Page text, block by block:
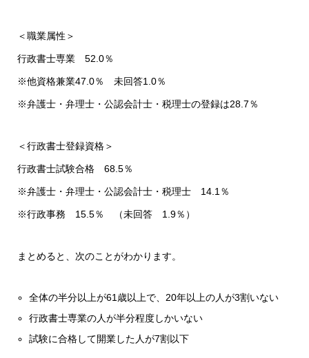
＜職業属性＞
行政書士専業 52.0％
※他資格兼業47.0％ 未回答1.0％
※弁護士・弁理士・公認会計士・税理士の登録は28.7％
＜行政書士登録資格＞
行政書士試験合格 68.5％
※弁護士・弁理士・公認会計士・税理士 14.1％
※行政事務 15.5％ （未回答 1.9％）
まとめると、次のことがわかります。
全体の半分以上が61歳以上で、20年以上の人が3割いない
行政書士専業の人が半分程度しかいない
試験に合格して開業した人が7割以下